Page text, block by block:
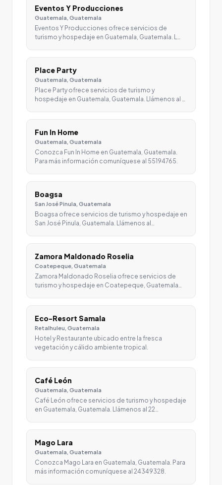
Eventos Y Producciones
Guatemala, Guatemala
Eventos Y Producciones ofrece servicios de
turismo y hospedaje en Guatemala, Guatemala. L…
Place Party
Guatemala, Guatemala
Place Party ofrece servicios de turismo y
hospedaje en Guatemala, Guatemala. Llámenos al …
Fun In Home
Guatemala, Guatemala
Conozca Fun In Home en Guatemala, Guatemala.
Para más información comuníquese al 55194765.
Boagsa
San José Pinula, Guatemala
Boagsa ofrece servicios de turismo y hospedaje en
San José Pinula, Guatemala. Llámenos al…
Zamora Maldonado Roselia
Coatepeque, Guatemala
Zamora Maldonado Roselia ofrece servicios de
turismo y hospedaje en Coatepeque, Guatemala…
Eco-Resort Samala
Retalhuleu, Guatemala
Hotel y Restaurante ubicado entre la fresca
vegetación y cálido ambiente tropical.
Café León
Guatemala, Guatemala
Café León ofrece servicios de turismo y hospedaje
en Guatemala, Guatemala. Llámenos al 22…
Mago Lara
Guatemala, Guatemala
Conozca Mago Lara en Guatemala, Guatemala. Para
más información comuníquese al 24349328.